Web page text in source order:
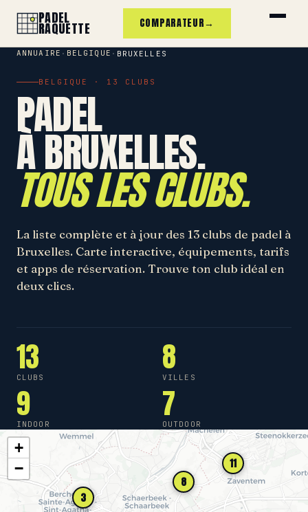
PADEL
RAQUETTE COMPARATEUR→
ANNUAIRE · BELGIQUE · BRUXELLES
BELGIQUE · 13 CLUBS
PADEL
À BRUXELLES.
TOUS LES CLUBS.
La liste complète et à jour des 13 clubs de padel à
Bruxelles. Carte interactive, équipements, tarifs
et apps de réservation. Trouve ton club idéal en
deux clics.
13
CLUBS 8
VILLES
9
INDOOR 7
OUTDOOR
11
3
8
+
−